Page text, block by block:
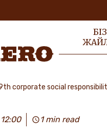
БІЗ
corporate social
1 min read